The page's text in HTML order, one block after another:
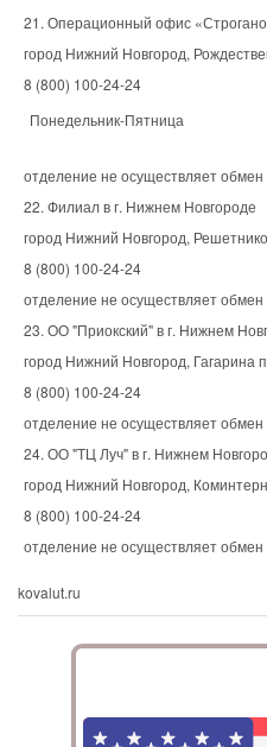
21. Операционный офис
город Нижний Новгород,
8 (800) 100-24-24
Понедельник-Пятница
отделение не осуществляет
22. Филиал в г. Нижнем Новгороде
город Нижний Новгород,
8 (800) 100-24-24
отделение не осуществляет
23. ОО "Приокский" в г. Нижнем
город Нижний Новгород, Гагарина
8 (800) 100-24-24
отделение не осуществляет
24. ОО "ТЦ Луч" в г. Нижнем
город Нижний Новгород,
8 (800) 100-24-24
отделение не осуществляет
kovalut.ru